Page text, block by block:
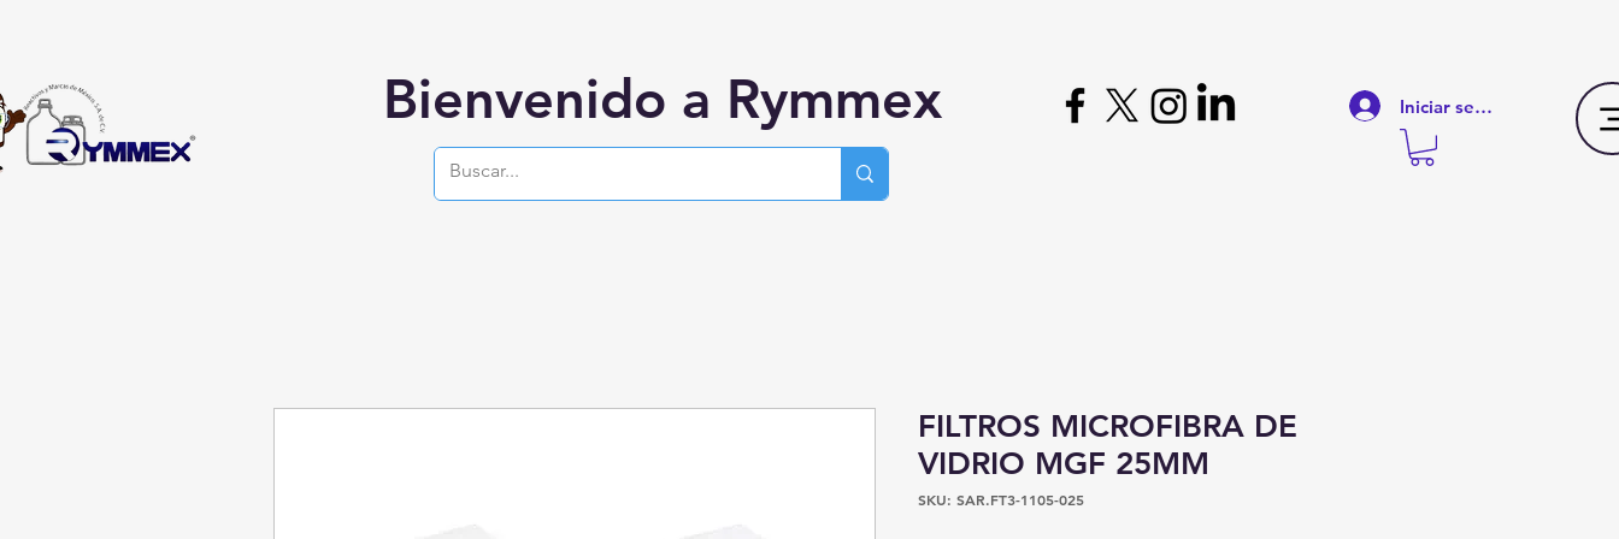
Bienvenido a Rymmex Iniciar sesión
FILTROS MICROFIBRA DE
VIDRIO MGF 25MM
SKU: SAR.FT3-1105-025